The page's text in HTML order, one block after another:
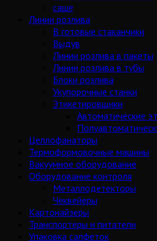
саше
Линии розлива
В готовые стаканчики
Выдув
Линии розлива в пакеты
Линии розлива в тубы
Блоки розлива
Укупорочные станки
Этикетировщики
Автоматические
Целлофанаторы
Термоформовочные машины
Вакуумное оборудование
Оборудование контроля
Металлодетекторы
Чеквейеры
Картонайзеры
Транспортеры и питатели
Упаковка салфеток